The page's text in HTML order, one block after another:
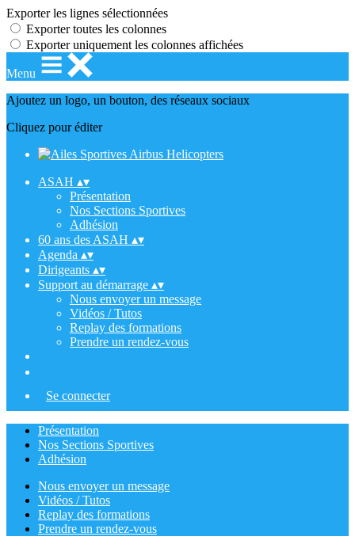
Exporter les lignes sélectionnées
Exporter toutes les colonnes
Exporter uniquement les colonnes affichées
Menu
Ajoutez un logo, un bouton, des réseaux sociaux
Cliquez pour éditer
ASAH ▴▾
Présentation
Nos Sections Sportives
Adhésion
60 ans des ASAH ▴▾
Agenda ▴▾
Dirigeants ▴▾
Support au démarrage ▴▾
Nous envoyer un message
Vidéos / Tutos
Replay des formations
Prendre un rendez-vous
Se connecter
Présentation
Nos Sections Sportives
Adhésion
Nous envoyer un message
Vidéos / Tutos
Replay des formations
Prendre un rendez-vous